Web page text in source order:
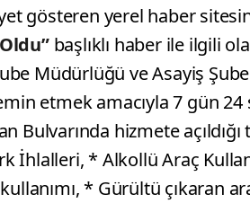
gösteren yerel haber
başlıklı haber ile ilgili
Müdürlüğü ve Asayiş
etmek amacıyla 7 gün
Bulvarında hizmete
İhlalleri, * Alkollü Araç
* Gürültü çıkaran